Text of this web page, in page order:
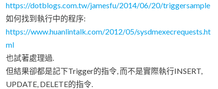
https://dotblogs.com.tw/jamesfu/2014/06/20/triggersample
如何找到執行中的程序:
https://www.huanlintalk.com/2012/05/sysdmexecrequests.ht
ml
也試著處理過.
但結果卻都是記下Trigger的指令, 而不是實際執行INSERT,
UPDATE, DELETE的指令.